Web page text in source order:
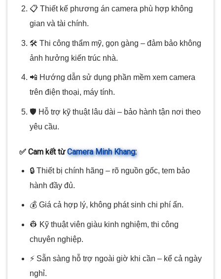
📋 Thiết kế phương án camera phù hợp không
gian và tài chính.
🛠️ Thi công thẩm mỹ, gọn gàng – đảm bảo không
ảnh hưởng kiến trúc nhà.
📲 Hướng dẫn sử dụng phần mềm xem camera
trên điện thoại, máy tính.
🛡️ Hỗ trợ kỹ thuật lâu dài – bảo hành tận nơi theo
yêu cầu.
✅ Cam kết từCamera Minh Khang:
🔒 Thiết bị chính hãng – rõ nguồn gốc, tem bảo
hành đầy đủ.
💰 Giá cả hợp lý, không phát sinh chi phí ẩn.
👷 Kỹ thuật viên giàu kinh nghiệm, thi công
chuyên nghiệp.
⚡ Sẵn sàng hỗ trợ ngoài giờ khi cần – kể cả ngày
nghỉ.